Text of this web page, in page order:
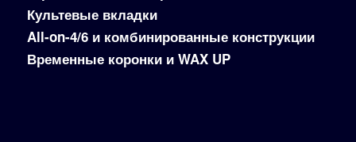
Культевые вкладки
All-on-4/6 и комбинированные конструкции
Временные коронки и WAX UP